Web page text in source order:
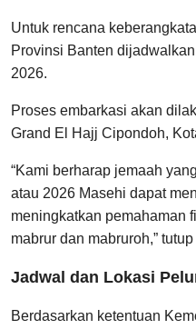
Untuk rencana
Provinsi Banten
2026.
Proses embarkasi akan
Grand El Hajj Cipondoh,
“Kami berharap jemaah
atau 2026 Masehi dapat
meningkatkan pemahaman
mabrur dan mabruroh,”
Jadwal dan Lokasi
Berdasarkan ketentuan